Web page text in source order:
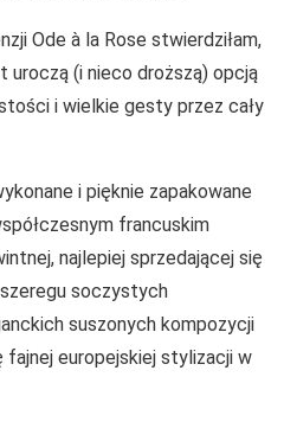
Ode à la Rose stwierdziłam,
uroczą (i nieco droższą) opcją
i wielkie gesty przez cały
i pięknie zapakowane
francuskim
najlepiej sprzedającej się
soczystych
suszonych kompozycji
europejskiej stylizacji w